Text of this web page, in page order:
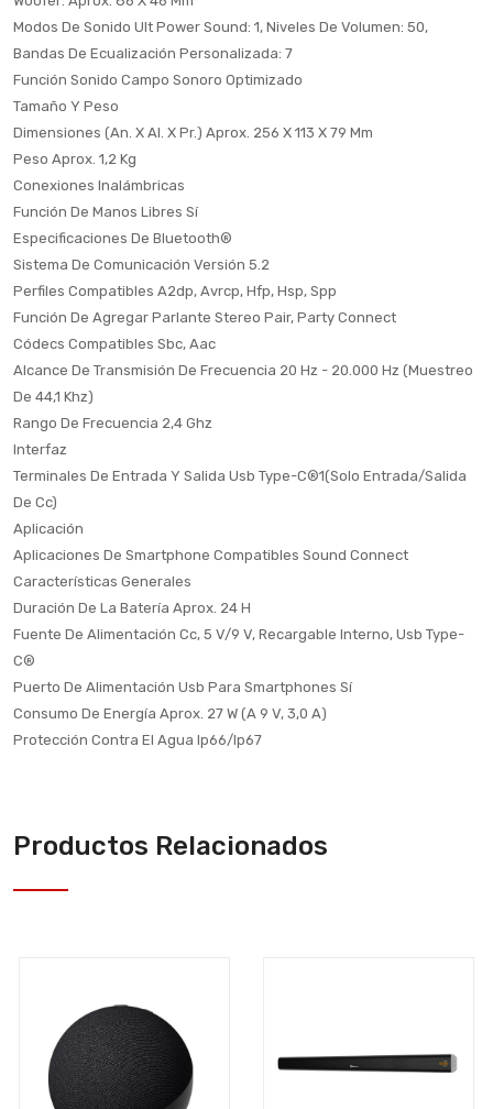
Modos De Sonido Ult Power Sound: 1, Niveles De Volumen: 50,
Bandas De Ecualización Personalizada: 7
Función Sonido Campo Sonoro Optimizado
Tamaño Y Peso
Dimensiones (An. X Al. X Pr.) Aprox. 256 X 113 X 79 Mm
Peso Aprox. 1,2 Kg
Conexiones Inalámbricas
Función De Manos Libres Sí
Especificaciones De Bluetooth®
Sistema De Comunicación Versión 5.2
Perfiles Compatibles A2dp, Avrcp, Hfp, Hsp, Spp
Función De Agregar Parlante Stereo Pair, Party Connect
Códecs Compatibles Sbc, Aac
Alcance De Transmisión De Frecuencia 20 Hz - 20.000 Hz (Muestreo
De 44,1 Khz)
Rango De Frecuencia 2,4 Ghz
Interfaz
Terminales De Entrada Y Salida Usb Type-C®1(Solo Entrada/Salida
De Cc)
Aplicación
Aplicaciones De Smartphone Compatibles Sound Connect
Características Generales
Duración De La Batería Aprox. 24 H
Fuente De Alimentación Cc, 5 V/9 V, Recargable Interno, Usb Type-
C®
Puerto De Alimentación Usb Para Smartphones Sí
Consumo De Energía Aprox. 27 W (A 9 V, 3,0 A)
Protección Contra El Agua Ip66/Ip67
Productos Relacionados